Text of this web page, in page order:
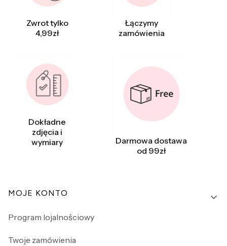
Zwrot tylko
4,99zł
Łączymy
zamówienia
Dokładne
zdjęcia i
wymiary
Darmowa dostawa
od 99zł
Linki w stopce
MOJE KONTO
Program lojalnościowy
Twoje zamówienia